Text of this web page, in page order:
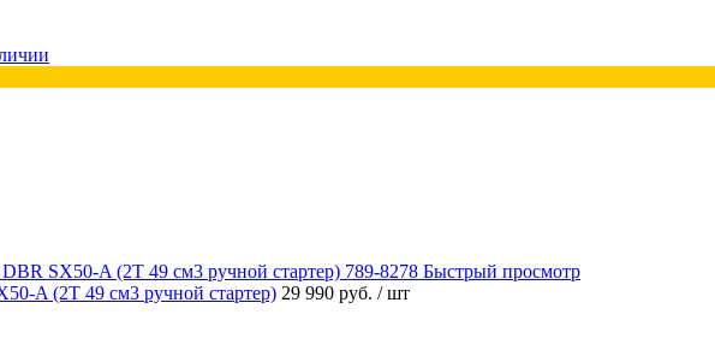
Быстрый просмотр
A (2T 49 см3 ручной стартер) 29 990 руб. / шт